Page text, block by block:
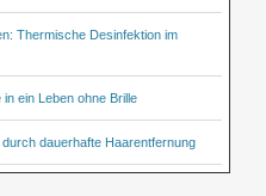
Thermische Desinfektion im
ein Leben ohne Brille
dauerhafte Haarentfernung